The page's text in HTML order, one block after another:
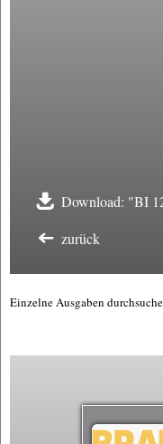
Download: "BI
zurück
Einzelne Ausgaben